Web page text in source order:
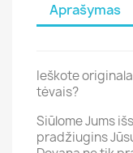
Aprašymas
Ieškote
tėvais?
Siūlome Jums
pradžiugins